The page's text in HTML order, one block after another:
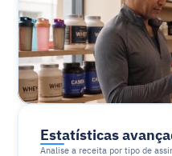
Estatísticas
Analise a receita por tipo de